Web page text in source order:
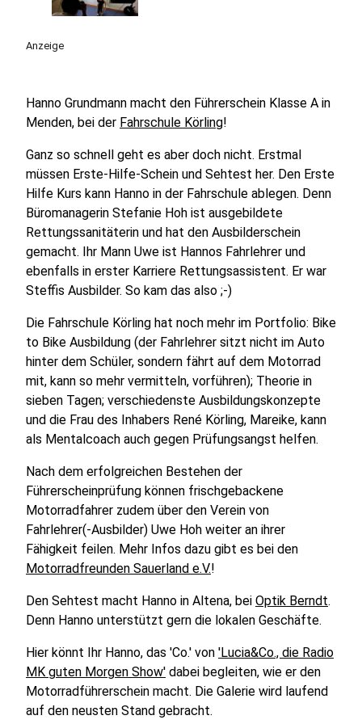
Anzeige
Hanno Grundmann macht den Führerschein Klasse A in
Menden, bei der Fahrschule Körling!
Ganz so schnell geht es aber doch nicht. Erstmal
müssen Erste-Hilfe-Schein und Sehtest her. Den Erste
Hilfe Kurs kann Hanno in der Fahrschule ablegen. Denn
Büromanagerin Stefanie Hoh ist ausgebildete
Rettungssanitäterin und hat den Ausbilderschein
gemacht. Ihr Mann Uwe ist Hannos Fahrlehrer und
ebenfalls in erster Karriere Rettungsassistent. Er war
Steffis Ausbilder. So kam das also ;-)
Die Fahrschule Körling hat noch mehr im Portfolio: Bike
to Bike Ausbildung (der Fahrlehrer sitzt nicht im Auto
hinter dem Schüler, sondern fährt auf dem Motorrad
mit, kann so mehr vermitteln, vorführen); Theorie in
sieben Tagen; verschiedenste Ausbildungskonzepte
und die Frau des Inhabers René Körling, Mareike, kann
als Mentalcoach auch gegen Prüfungsangst helfen.
Nach dem erfolgreichen Bestehen der
Führerscheinprüfung können frischgebackene
Motorradfahrer zudem über den Verein von
Fahrlehrer(-Ausbilder) Uwe Hoh weiter an ihrer
Fähigkeit feilen. Mehr Infos dazu gibt es bei den
Motorradfreunden Sauerland e.V.!
Den Sehtest macht Hanno in Altena, bei Optik Berndt.
Denn Hanno unterstützt gern die lokalen Geschäfte.
Hier könnt Ihr Hanno, das 'Co.' von 'Lucia&Co., die Radio
MK guten Morgen Show' dabei begleiten, wie er den
Motorradführerschein macht. Die Galerie wird laufend
auf den neusten Stand gebracht.